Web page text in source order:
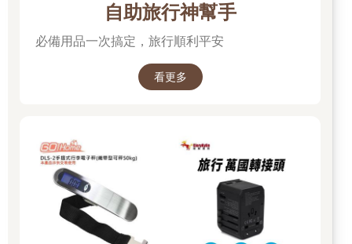
自助旅行神幫手
必備用品一次搞定，旅行順利平安
看更多